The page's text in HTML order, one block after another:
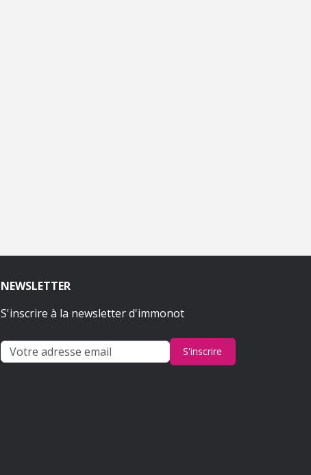
NEWSLETTER
S'inscrire à la newsletter d'immonot
S'inscrire